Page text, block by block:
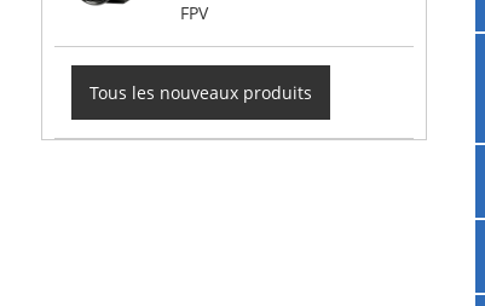
FPV
Tous les nouveaux produits